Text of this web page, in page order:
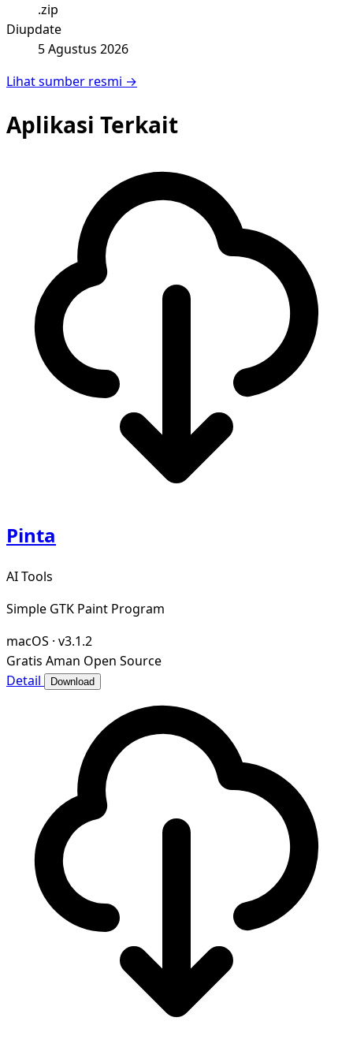
.zip
Diupdate
5 Agustus 2026
Lihat sumber resmi →
Aplikasi Terkait
Pinta
AI Tools
Simple GTK Paint Program
macOS · v3.1.2
Gratis Aman Open Source
Detail
Download